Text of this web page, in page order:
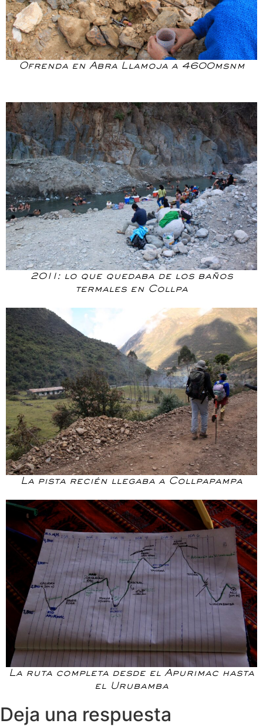
Ofrenda en Abra Llamoja a 4600msnm
2011: lo que quedaba de los baños
termales en Collpa
La pista recién llegaba a Collpapampa
La ruta completa desde el Apurimac hasta
el Urubamba
Deja una respuesta